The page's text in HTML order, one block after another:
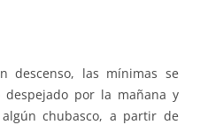
descenso, las mínimas se
despejado por la mañana y
chubasco, a partir de